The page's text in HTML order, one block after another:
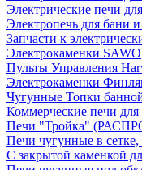
Электрические печи
Электропечь для бани
Запчасти к
Электрокаменки SAWO
Пульты Управления
Электрокаменки
Чугунные Топки
Коммерческие печи для
Печи "Тройка"
Печи чугунные в
С закрытой каменкой